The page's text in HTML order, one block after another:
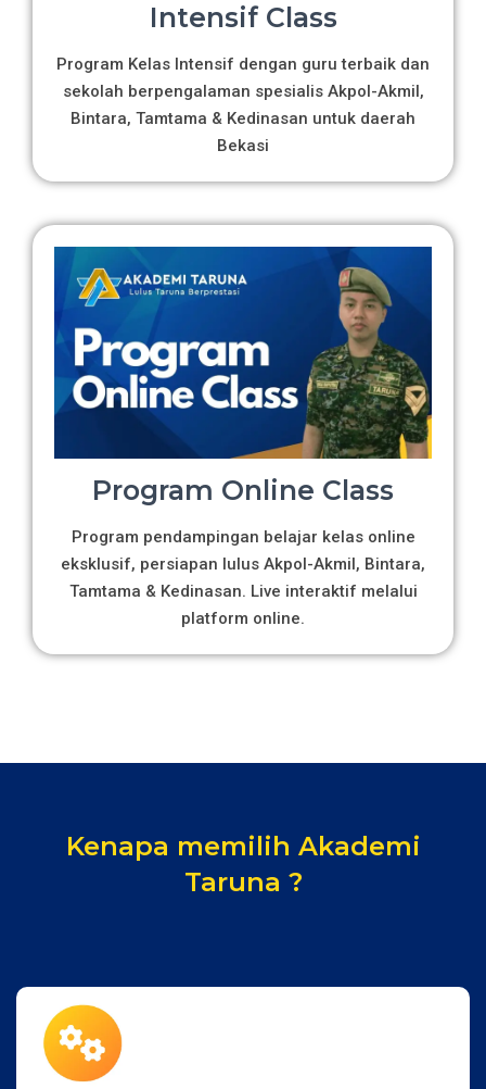
Intensif Class
Program Kelas Intensif dengan guru terbaik dan
sekolah berpengalaman spesialis Akpol-Akmil,
Bintara, Tamtama & Kedinasan untuk daerah
Bekasi
Program Online Class
Program pendampingan belajar kelas online
eksklusif, persiapan lulus Akpol-Akmil, Bintara,
Tamtama & Kedinasan. Live interaktif melalui
platform online.
Kenapa memilih Akademi
Taruna ?